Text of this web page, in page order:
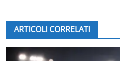
ARTICOLI CORRELATI